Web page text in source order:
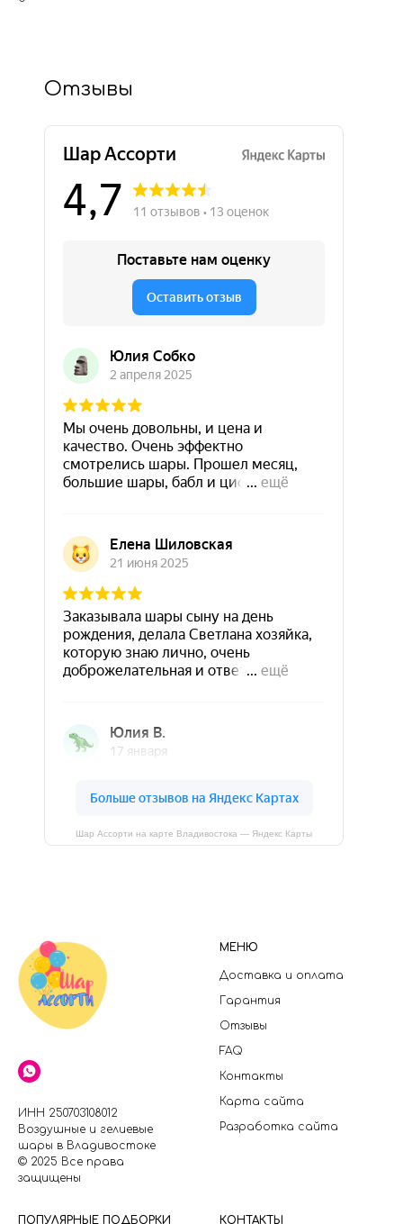
Отзывы
Шар Ассорти на карте Владивостока — Яндекс Карты
ИНН 250703108012
Воздушные и гелиевые
шары в Владивостоке
© 2025 Все права
защищены
МЕНЮ
Доставка и оплата
Гарантия
Отзывы
FAQ
Контакты
Карта сайта
Разработка сайта
ПОПУЛЯРНЫЕ ПОДБОРКИ КОНТАКТЫ